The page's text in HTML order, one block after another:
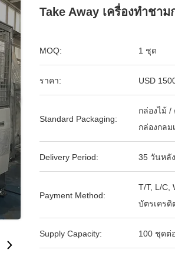
Take Away เครื่องทำชา
MOQ: 1 ชุด
ราคา: USD
Standard Packaging:
กล่องไม้
กล่องกลม
Delivery Period: 35 วันหลั
Payment Method:
T/T, L/C,
บัตรเครดิ
Supply Capacity: 100 ชุดต่